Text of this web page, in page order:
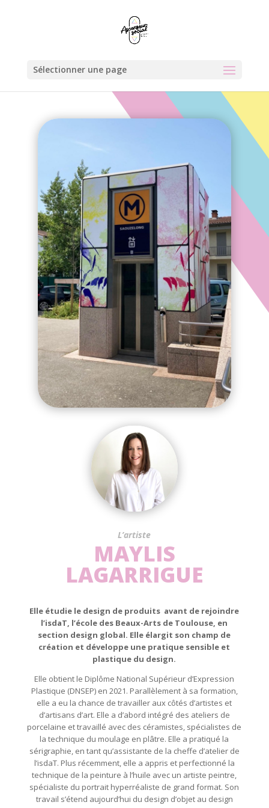
Sélectionner une page
L’artiste
MAYLIS
LAGARRIGUE
Elle étudie le design de produits avant de rejoindre
l’isdaT, l’école des Beaux-Arts de Toulouse, en
section design global. Elle élargit son champ de
création et développe une pratique sensible et
plastique du design.
Elle obtient le Diplôme National Supérieur d’Expression
Plastique (DNSEP) en 2021. Parallèlement à sa formation,
elle a eu la chance de travailler aux côtés d’artistes et
d’artisans d’art. Elle a d’abord intégré des ateliers de
porcelaine et travaillé avec des céramistes, spécialistes de
la technique du moulage en plâtre. Elle a pratiqué la
sérigraphie, en tant qu’assistante de la cheffe d’atelier de
l’isdaT. Plus récemment, elle a appris et perfectionné la
technique de la peinture à l’huile avec un artiste peintre,
spécialiste du portrait hyperréaliste de grand format. Son
travail s’étend aujourd’hui du design d’objet au design